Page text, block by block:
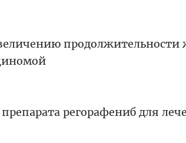
регорафениб для